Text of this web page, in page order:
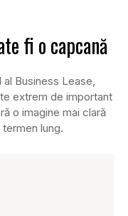
fi o capcană
Business Lease,
extrem de important
o imagine mai clară
lung.